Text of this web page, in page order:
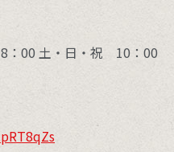
：00 土・日・祝 10：00